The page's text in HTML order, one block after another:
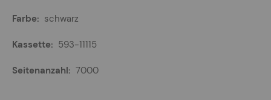
schwarz
593-11115
7000